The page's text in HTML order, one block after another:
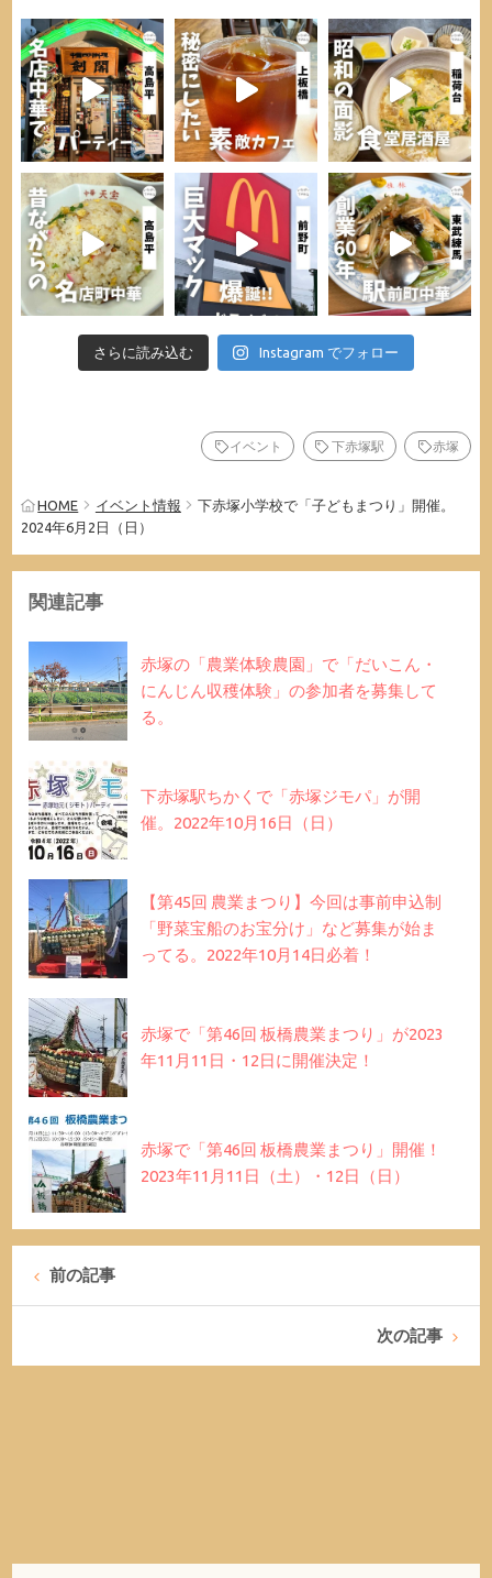
さらに読み込む Instagram でフォロー
イベント 下赤塚駅 赤塚
HOME イベント情報
下赤塚小学校で「子どもまつり」開催。
2024年6月2日（日）
関連記事
赤塚の「農業体験農園」で「だいこん・
にんじん収穫体験」の参加者を募集して
る。
下赤塚駅ちかくで「赤塚ジモパ」が開
催。2022年10月16日（日）
【第45回 農業まつり】今回は事前申込制
「野菜宝船のお宝分け」など募集が始ま
ってる。2022年10月14日必着！
赤塚で「第46回 板橋農業まつり」が2023
年11月11日・12日に開催決定！
赤塚で「第46回 板橋農業まつり」開催！
2023年11月11日（土）・12日（日）
前の記事
次の記事